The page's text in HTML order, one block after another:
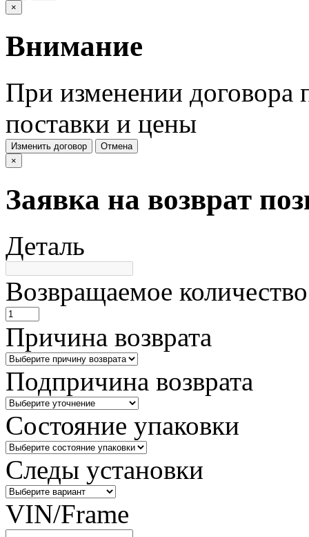
×
Внимание
При изменении договора
поставки и цены
Изменить договор
Отмена
×
Заявка на возврат
Деталь
Возвращаемое количество
Причина возврата
Подпричина возврата
Состояние упаковки
Следы установки
VIN/Frame